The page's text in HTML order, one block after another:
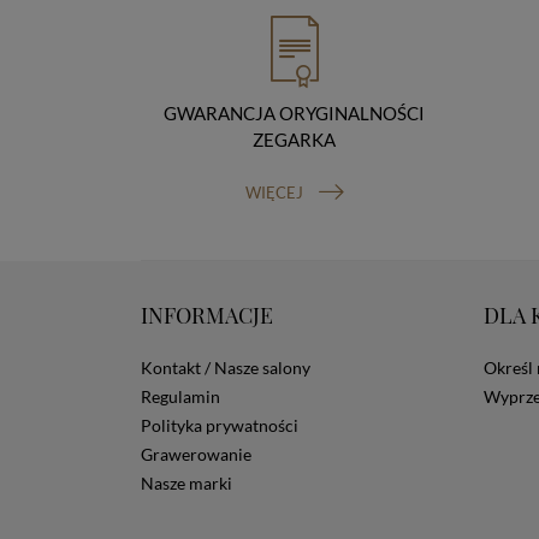
GWARANCJA ORYGINALNOŚCI
ZEGARKA
WIĘCEJ
INFORMACJE
Kontakt / Nasze salony
Regulamin
Polityka prywatności
Grawerowanie
Nasze marki
DLA
Określ